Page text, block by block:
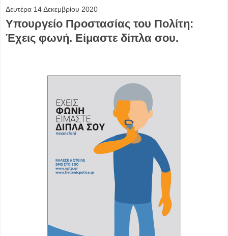
Δευτέρα 14 Δεκεμβρίου 2020
Υπουργείο Προστασίας του Πολίτη:
Έχεις φωνή. Είμαστε δίπλα σου.